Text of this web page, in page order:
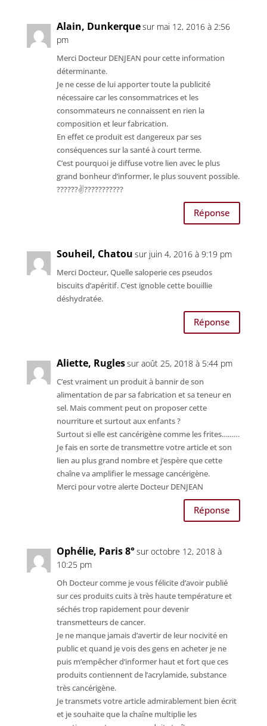
Alain, Dunkerquesur mai 12, 2016 à 2:56
pm
Merci Docteur DENJEAN pour cette information
déterminante.
Je ne cesse de lui apporter toute la publicité
nécessaire car les consommatrices et les
consommateurs ne connaissent en rien la
composition et leur fabrication.
En effet ce produit est dangereux par ses
conséquences sur la santé à court terme.
C’est pourquoi je diffuse votre lien avec le plus
grand bonheur d’informer, le plus souvent possible.
??????✌???????????
Réponse
Souheil, Chatou sur juin 4, 2016 à 9:19 pm
Merci Docteur, Quelle saloperie ces pseudos
biscuits d’apéritif. C’est ignoble cette bouillie
déshydratée.
Réponse
Aliette, Ruglessur août 25, 2018 à 5:44 pm
C’est vraiment un produit à bannir de son
alimentation de par sa fabrication et sa teneur en
sel. Mais comment peut on proposer cette
nourriture et surtout aux enfants ?
Surtout si elle est cancérigène comme les frites………
Je fais en sorte de transmettre votre article et son
lien au plus grand nombre et j’espère que cette
chaîne va amplifier le message cancérigène.
Merci pour votre alerte Docteur DENJEAN
Réponse
Ophélie, Paris 8°sur octobre 12, 2018 à
10:25 pm
Oh Docteur comme je vous félicite d’avoir publié
sur ces produits cuits à très haute température et
séchés trop rapidement pour devenir
transmetteurs de cancer.
Je ne manque jamais d’avertir de leur nocivité en
public et quand je vois des gens en acheter je ne
puis m’empêcher d’informer haut et fort que ces
produits contiennent de l’acrylamide, substance
très cancérigène.
Je transmets votre article admirablement bien écrit
et je souhaite que la chaîne multiplie les